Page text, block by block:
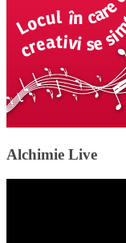
Alchimie Live